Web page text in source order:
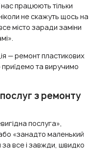
працюють тільки
не скажуть щось на
місто заради заміни
— ремонт пластикових
приїдемо та виручимо
з ремонту
послуга»,
«занадто маленький
все і завжди, швидко